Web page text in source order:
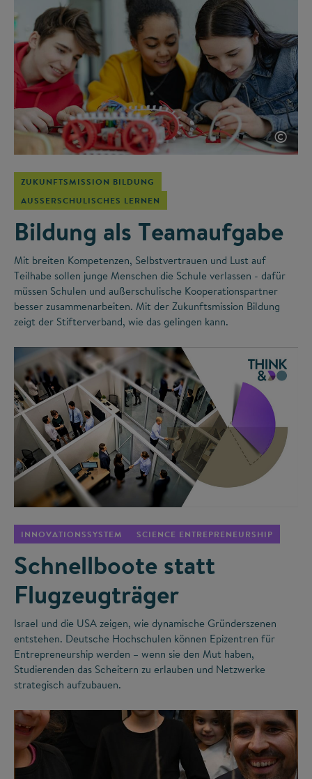
©
ZUKUNFTSMISSION BILDUNG
AUSSERSCHULISCHES LERNEN
Bildung als Teamaufgabe
Mit breiten Kompetenzen, Selbstvertrauen und Lust auf
Teilhabe sollen junge Menschen die Schule verlassen - dafür
müssen Schulen und außerschulische Kooperationspartner
besser zusammenarbeiten. Mit der Zukunftsmission Bildung
zeigt der Stifterverband, wie das gelingen kann.
INNOVATIONSSYSTEM SCIENCE ENTREPRENEURSHIP
Schnellboote statt
Flugzeugträger
Israel und die USA zeigen, wie dynamische Gründerszenen
entstehen. Deutsche Hochschulen können Epizentren für
Entrepreneurship werden – wenn sie den Mut haben,
Studierenden das Scheitern zu erlauben und Netzwerke
strategisch aufzubauen.